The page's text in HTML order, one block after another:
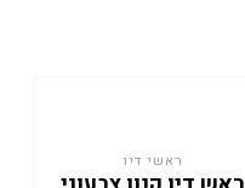
ראשי דיו